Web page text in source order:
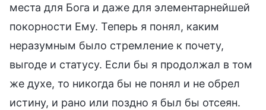
места для Бога и даже для элементарнейшей
покорности Ему. Теперь я понял, каким
неразумным было стремление к почету,
выгоде и статусу. Если бы я продолжал в том
же духе, то никогда бы не понял и не обрел
истину, и рано или поздно я был бы отсеян.